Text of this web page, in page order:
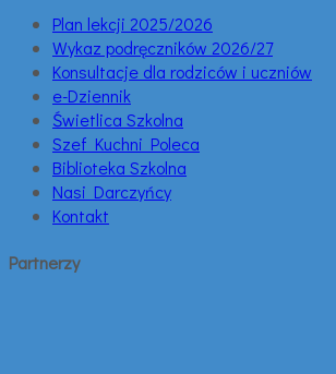
Plan lekcji 2025/2026
Wykaz podręczników 2026/27
Konsultacje dla rodziców i uczniów
e-Dziennik
Świetlica Szkolna
Szef Kuchni Poleca
Biblioteka Szkolna
Nasi Darczyńcy
Kontakt
Partnerzy